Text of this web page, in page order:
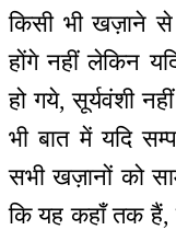
किसी भी खज़ाने से
होंगे नहीं लेकिन
हो गये, सूर्यवंशी
भी बात में यदि
सभी खज़ानों को
कि यह कहाँ तक हैं,